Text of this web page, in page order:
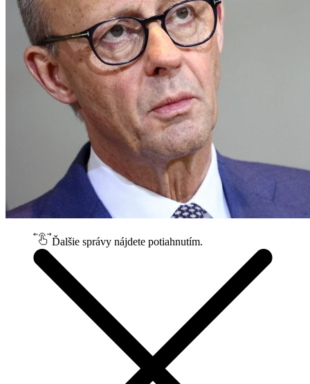
Ďalšie správy nájdete potiahnutím.